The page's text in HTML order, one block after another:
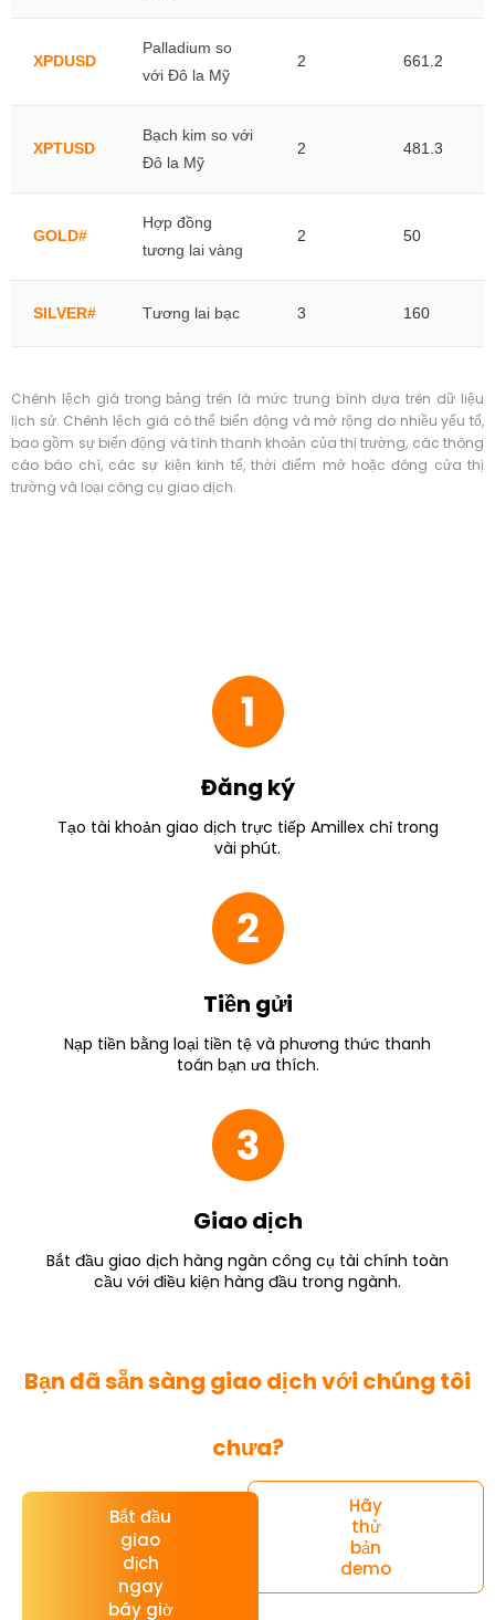
XPDUSD
Palladium so
với Đô la Mỹ
2 661.2
XPTUSD
Bạch kim so với
Đô la Mỹ
2 481.3
GOLD#
Hợp đồng
tương lai vàng
2 50
SILVER# Tương lai bạc 3 160
Chênh lệch giá trong bảng trên là mức trung bình dựa trên dữ liệu
lịch sử. Chênh lệch giá có thể biến động và mở rộng do nhiều yếu tố,
bao gồm sự biến động và tính thanh khoản của thị trường, các thông
cáo báo chí, các sự kiện kinh tế, thời điểm mở hoặc đóng cửa thị
trường và loại công cụ giao dịch.
Đăng ký
Tạo tài khoản giao dịch trực tiếp Amillex chỉ trong
vài phút.
Tiền gửi
Nạp tiền bằng loại tiền tệ và phương thức thanh
toán bạn ưa thích.
Giao dịch
Bắt đầu giao dịch hàng ngàn công cụ tài chính toàn
cầu với điều kiện hàng đầu trong ngành.
Bạn đã sẵn sàng giao dịch với chúng tôi
chưa?
Bắt đầu
giao
dịch
ngay
bây giờ
Hãy
thử
bản
demo